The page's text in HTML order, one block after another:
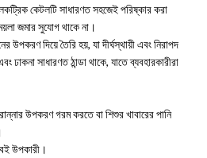
কেটলটি সাধারণত সহজেই পরিষ্কার করা
জমার সুযোগ থাকে না।
উপকরণ দিয়ে তৈরি হয়, যা দীর্ঘস্থায়ী এবং নিরাপদ
সাধারণত ঠান্ডা থাকে, যাতে ব্যবহারকারীরা
উপকরণ গরম করতে বা শিশুর খাবারের পানি
উপকারী।